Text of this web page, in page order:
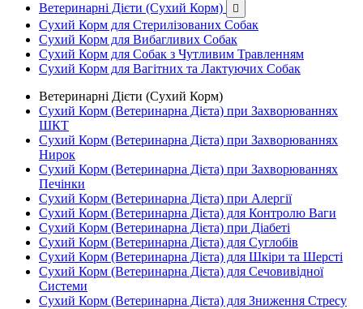
Ветеринарні Дієти (Сухий Корм)

Сухий Корм для Стерилізованих Собак
Сухий Корм для Вибагливих Собак
Сухий Корм для Собак з Чутливим Травленням
Сухий Корм для Вагітних та Лактуючих Собак
Ветеринарні Дієти (Сухий Корм)
Сухий Корм (Ветеринарна Дієта) при Захворюваннях
ШКТ
Сухий Корм (Ветеринарна Дієта) при Захворюваннях
Нирок
Сухий Корм (Ветеринарна Дієта) при Захворюваннях
Печінки
Сухий Корм (Ветеринарна Дієта) при Алергії
Сухий Корм (Ветеринарна Дієта) для Контролю Ваги
Сухий Корм (Ветеринарна Дієта) при Діабеті
Сухий Корм (Ветеринарна Дієта) для Суглобів
Сухий Корм (Ветеринарна Дієта) для Шкіри та Шерсті
Сухий Корм (Ветеринарна Дієта) для Сечовивідної
Системи
Сухий Корм (Ветеринарна Дієта) для Зниження Стресу